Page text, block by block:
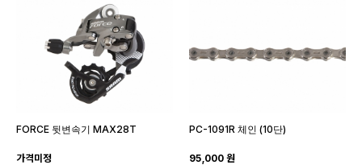
FORCE 뒷변속기 MAX28T
가격미정
PC-1091R 체인 (10단)
95,000 원